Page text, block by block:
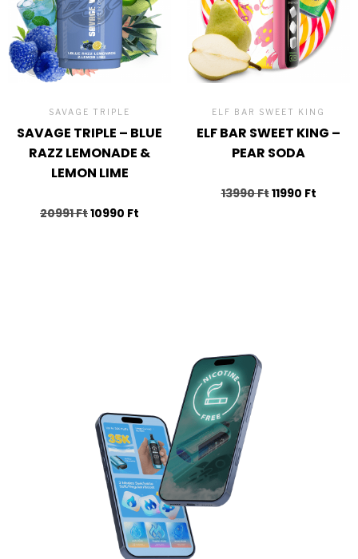
SAVAGE TRIPLE
SAVAGE TRIPLE – BLUE
RAZZ LEMONADE &
LEMON LIME
20991Ft10990 Ft
ELF BAR SWEET KING
ELF BAR SWEET KING –
PEAR SODA
13990Ft11990 Ft